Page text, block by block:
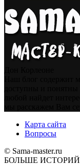
Карта сайта
Вопросы
© Sama-master.ru
БОЛЬШЕ ИСТОРИЙ